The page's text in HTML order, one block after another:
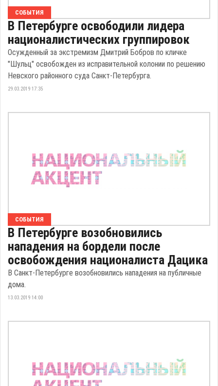
СОБЫТИЯ
В Петербурге освободили лидера
националистических группировок
Осужденный за экстремизм Дмитрий Бобров по кличке
"Шульц" освобожден из исправительной колонии по решению
Невского районного суда Санкт-Петербурга.
29.03.2019 17:35
СОБЫТИЯ
В Петербурге возобновились
нападения на бордели после
освобождения националиста Дацика
В Санкт-Петербурге возобновились нападения на публичные
дома.
13.03.2019 14:00